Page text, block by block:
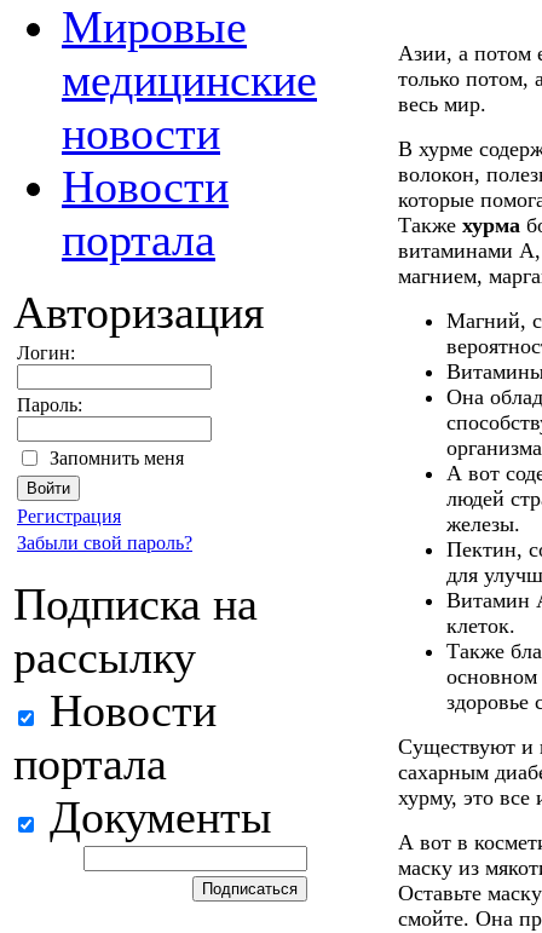
Мировые
медицинские
новости
Новости
портала
Авторизация
Логин:
Пароль:
Запомнить меня
Регистрация
Забыли свой пароль?
Подписка на
рассылку
Новости
портала
Документы
Азии, а потом
только потом,
весь мир.
В хурме
волокон,
которые
Также хурма
витаминами
магнием,
Магний,
Она
А вот
людей
железы.
Пектин,
для
Витамин
клеток.
Также
здоровье
Существуют и
сахарным
хурму, это все
А вот в
маску из
Оставьте
смойте. Она